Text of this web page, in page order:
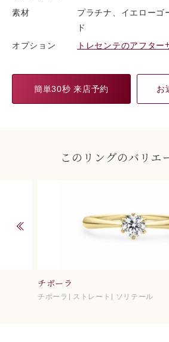
素材
プラチナ、イエローゴ
ド
オプション
トレセンテのアフター
簡単30秒 来店予約 お
このリングのバリエ
チポーラ
チポーラ ストレート ソリテール